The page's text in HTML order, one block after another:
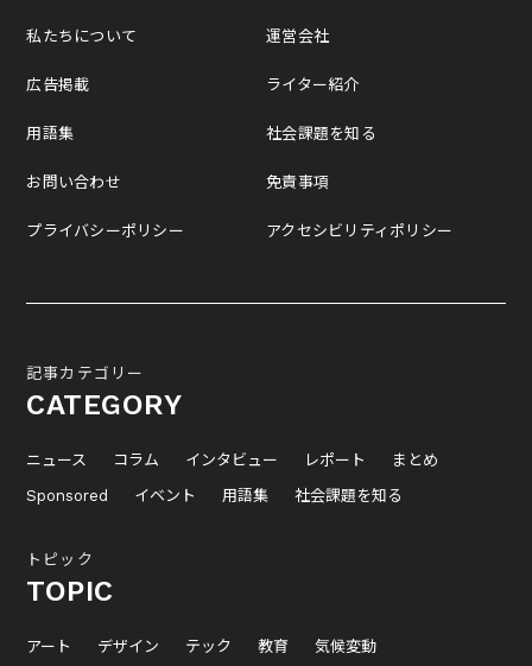
私たちについて
広告掲載
用語集
お問い合わせ
プライバシーポリシー
運営会社
ライター紹介
社会課題を知る
免責事項
アクセシビリティポリシー
記事カテゴリー
CATEGORY
ニュース コラム インタビュー レポート
まとめ
Sponsored
イベント 用語集 社会課題を知る
トピック
TOPIC
アート デザイン テック 教育 気候変動